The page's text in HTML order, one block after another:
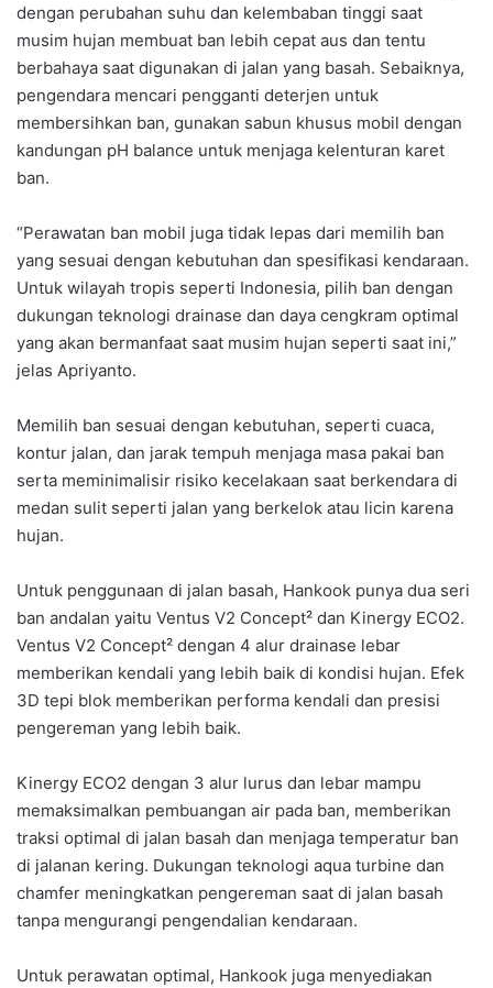
dengan perubahan suhu dan kelembaban tinggi saat
musim hujan membuat ban lebih cepat aus dan tentu
berbahaya saat digunakan di jalan yang basah. Sebaiknya,
pengendara mencari pengganti deterjen untuk
membersihkan ban, gunakan sabun khusus mobil dengan
kandungan pH balance untuk menjaga kelenturan karet
ban.
“Perawatan ban mobil juga tidak lepas dari memilih ban
yang sesuai dengan kebutuhan dan spesifikasi kendaraan.
Untuk wilayah tropis seperti Indonesia, pilih ban dengan
dukungan teknologi drainase dan daya cengkram optimal
yang akan bermanfaat saat musim hujan seperti saat ini,”
jelas Apriyanto.
Memilih ban sesuai dengan kebutuhan, seperti cuaca,
kontur jalan, dan jarak tempuh menjaga masa pakai ban
serta meminimalisir risiko kecelakaan saat berkendara di
medan sulit seperti jalan yang berkelok atau licin karena
hujan.
Untuk penggunaan di jalan basah, Hankook punya dua seri
ban andalan yaitu Ventus V2 Concept² dan Kinergy ECO2.
Ventus V2 Concept² dengan 4 alur drainase lebar
memberikan kendali yang lebih baik di kondisi hujan. Efek
3D tepi blok memberikan performa kendali dan presisi
pengereman yang lebih baik.
Kinergy ECO2 dengan 3 alur lurus dan lebar mampu
memaksimalkan pembuangan air pada ban, memberikan
traksi optimal di jalan basah dan menjaga temperatur ban
di jalanan kering. Dukungan teknologi aqua turbine dan
chamfer meningkatkan pengereman saat di jalan basah
tanpa mengurangi pengendalian kendaraan.
Untuk perawatan optimal, Hankook juga menyediakan